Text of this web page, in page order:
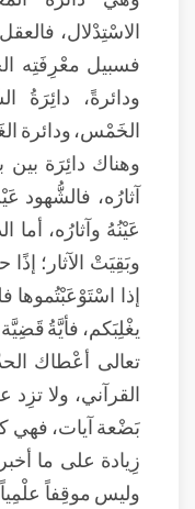
الاسْتِدْلال،
فسبيل معْرِفَتِه
ودائرةً، دائِرَةُ
الخَمْس، ودائرة
وهناك دائِرَة
آثارُه، فالشُّهود
عَيْنُهُ وآثارُه، أما
وبَقِيَتْ الآثار؛
إذا اسْتَوْعَبْتُموها
يغْلِبَكم، فأيَّةُ قَضِيَّة
تعالى أعْطاك
القرآني، ولا
بَضْعة آيات، فهي
زِيادة على ما
وليس موقِفاً